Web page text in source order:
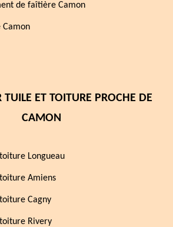
de faîtière Camon
Camon
TUILE ET TOITURE PROCHE DE
CAMON
Longueau
Amiens
Cagny
Rivery